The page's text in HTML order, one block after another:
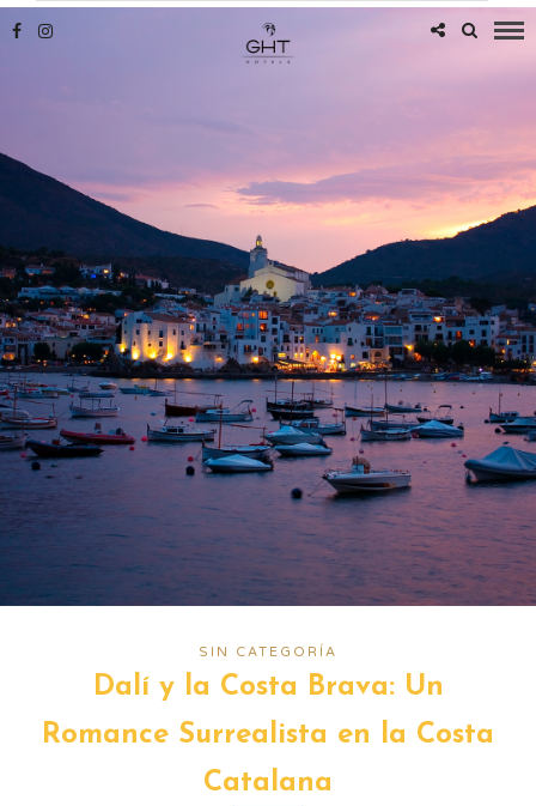
SIN CATEGORÍA
Dalí y la Costa Brava: Un
Romance Surrealista en la Costa
Catalana